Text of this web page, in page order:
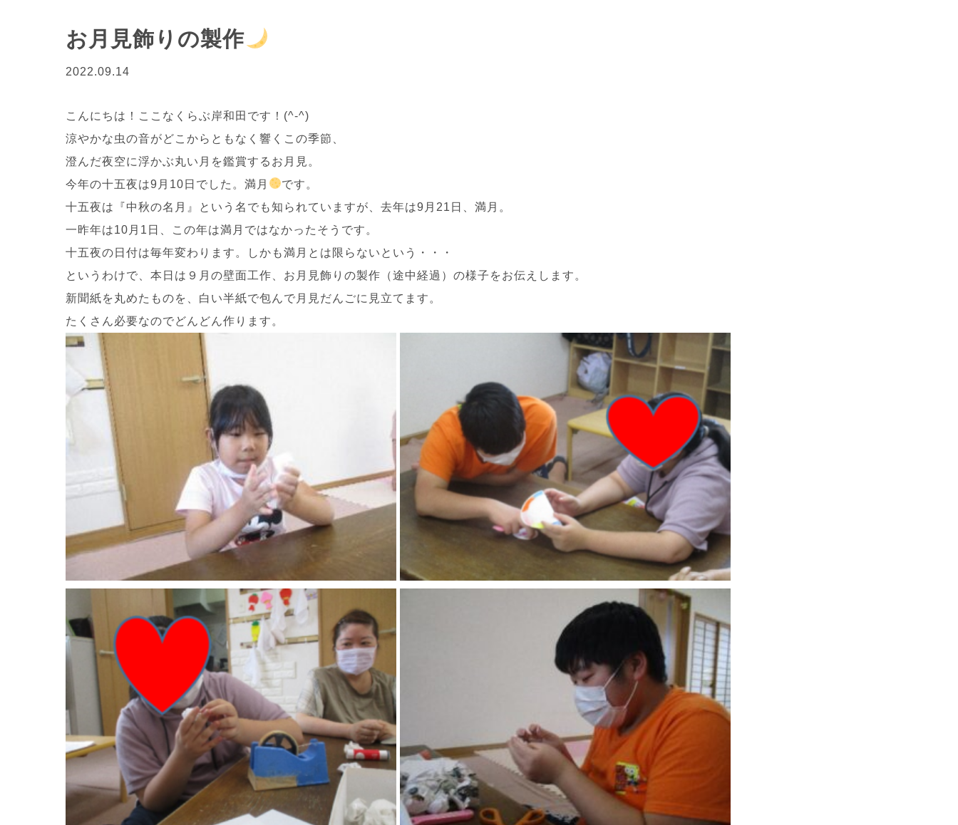
お月見飾りの製作
2022.09.14
こんにちは！ここなくらぶ岸和田です！(^-^)
涼やかな虫の音がどこからともなく響くこの季節、
澄んだ夜空に浮かぶ丸い月を鑑賞するお月見。
今年の十五夜は9月10日でした。満月
です。
十五夜は『中秋の名月』という名でも知られていますが、去年は9月21日、満月。
一昨年は10月1日、この年は満月ではなかったそうです。
十五夜の日付は毎年変わります。しかも満月とは限らないという・・・
というわけで、本日は９月の壁面工作、お月見飾りの製作（途中経過）の様子をお伝えします。
新聞紙を丸めたものを、白い半紙で包んで月見だんごに見立てます。
たくさん必要なのでどんどん作ります。